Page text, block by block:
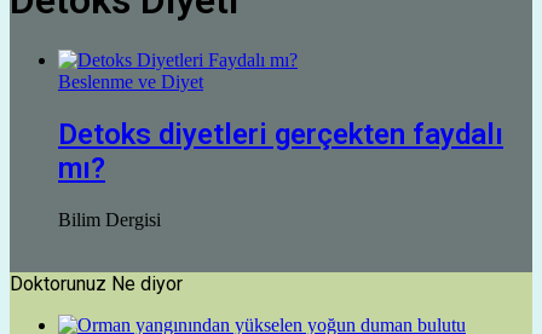
Beslenme ve Diyet
Detoks diyetleri gerçekten faydalı
mı?
Bilim Dergisi
Doktorunuz Ne diyor